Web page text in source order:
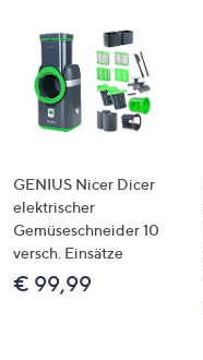
GENIUS Nicer Dicer
elektrischer
Gemüseschneider 10
versch. Einsätze
€ 99,99